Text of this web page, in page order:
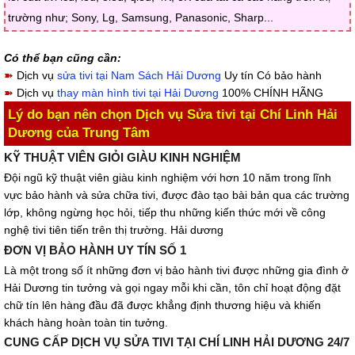
trường như; Sony, Lg, Samsung, Panasonic, Sharp...
Có thể bạn cũng cần:
➽ Dịch vụ sửa tivi tại Nam Sách Hải Dương Uy tín Có bảo hành
➽ Dịch vụ thay màn hình tivi tại Hải Dương 100% CHÍNH HÃNG
Lý do bạn nên chọn Dịch vụ Sửa tivi tại Chí Linh Hải
Dương của Trung Tâm
KỸ THUẬT VIÊN GIỎI GIÀU KINH NGHIỆM
Đội ngũ kỹ thuật viên giàu kinh nghiệm với hơn 10 năm trong lĩnh
vực bảo hành và sửa chữa tivi, được đào tạo bài bản qua các trường
lớp, không ngừng học hỏi, tiếp thu những kiến thức mới về công
nghệ tivi tiên tiến trên thị trường. Hải dương
ĐƠN VỊ BẢO HÀNH UY TÍN SỐ 1
Là một trong số ít những đơn vị bảo hành tivi được những gia đình ở
Hải Dương tin tưởng và gọi ngay mỗi khi cần, tôn chỉ hoạt động đặt
chữ tín lên hàng đầu đã được khẳng định thương hiệu và khiến
khách hàng hoàn toàn tin tưởng.
CUNG CẤP DỊCH VỤ SỬA TIVI TẠI CHÍ LINH HẢI DƯƠNG 24/7